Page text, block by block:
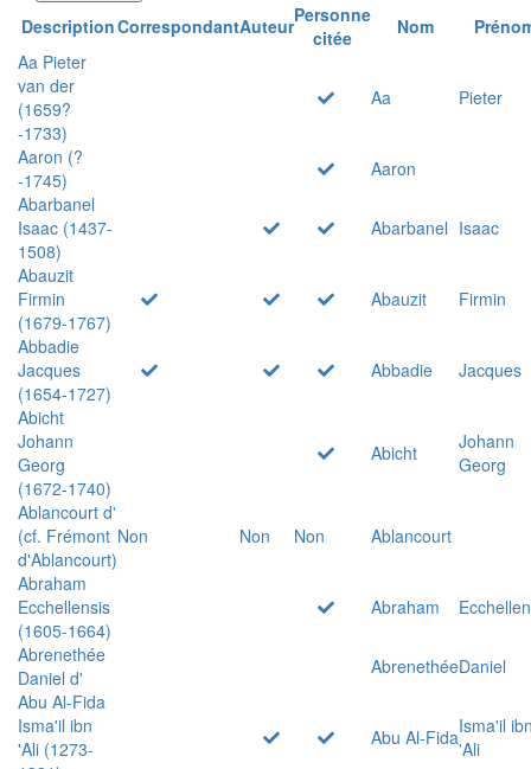
DescriptionCorrespondantAuteurPersonne
citée
Nom
Aa Pieter
van der
(1659?
-1733)
Aa Pieter
Aaron (?
-1745)
Aaron
Abarbanel
Isaac (1437-
1508)
Abarbanel Isaac
Abauzit
Firmin
(1679-1767)
Abauzit
Firmin
Abbadie
Jacques
(1654-1727)
Abbadie
Jacques
Abicht
Johann
Georg
(1672-1740)
Abicht
Johann
Georg
Ablancourt d'
(cf. Frémont
d'Ablancourt)
Non Non Non
Ablancourt
Abraham
Ecchellensis
(1605-1664)
Abraham
Abrenethée
Daniel d'
AbrenethéeDaniel
Abu Al-Fida
Isma'il ibn
'Ali (1273-
Abu Al-FidaIsma'il
'Ali